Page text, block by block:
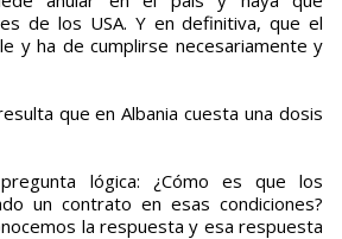
de los USA. Y en definitiva, que el
y ha de cumplirse necesariamente y
que en Albania cuesta una dosis
lógica: ¿Cómo es que los
un contrato en esas condiciones?
la respuesta y esa respuesta